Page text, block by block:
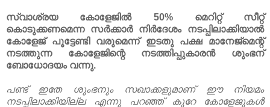
സ്വാശ്രയ കോളേജിൽ 50% മെറിറ്റ് സീറ്റ്
കൊടുക്കണമെന്ന സർക്കാർ നിർദേശം നടപ്പിലാക്കിയാൽ
കോളേജ് പൂട്ടേണ്ടി വരുമെന്ന് ഇടതു പക്ഷ മാനേജ്മെന്റ്
നടത്തുന്ന കോളേജിന്റെ നടത്തിപ്പുകാരൻ ശുംഭന്‌
ബോധോദയം വന്നു.
പണ്ട് ഇതേ ശുംഭനും സഖാക്കളുമാണ്‌ ഈ നിയമം
നടപ്പിലാക്കിയില്ല എന്നു പറഞ്ഞ് കുറേ കോളേജുകൾ